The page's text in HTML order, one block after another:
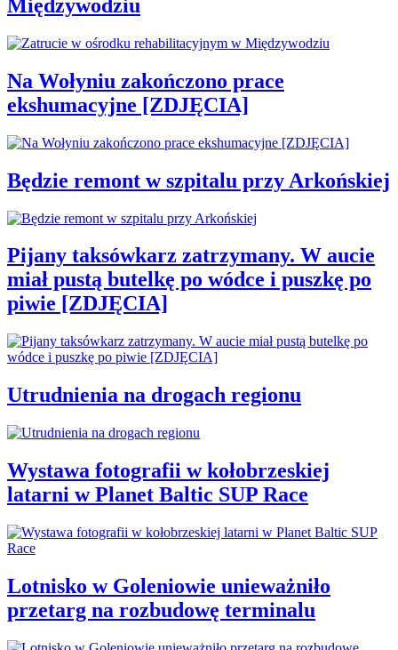
Międzywodziu
Na Wołyniu zakończono prace
ekshumacyjne [ZDJĘCIA]
Będzie remont w szpitalu przy Arkońskiej
Pijany taksówkarz zatrzymany. W aucie
miał pustą butelkę po wódce i puszkę po
piwie [ZDJĘCIA]
Utrudnienia na drogach regionu
Wystawa fotografii w kołobrzeskiej
latarni w Planet Baltic SUP Race
Lotnisko w Goleniowie unieważniło
przetarg na rozbudowę terminalu